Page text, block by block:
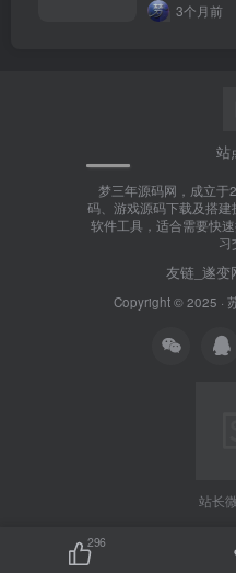
3个月前
站
梦三年源码网，成立于
码、游戏源码下载及搭
软件工具，适合需要快
习
友链_遂变
Copyright © 2025 ·
站长
296